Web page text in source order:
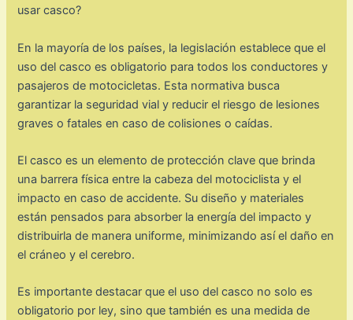
usar casco?
En la mayoría de los países, la legislación establece que el
uso del casco es obligatorio para todos los conductores y
pasajeros de motocicletas. Esta normativa busca
garantizar la seguridad vial y reducir el riesgo de lesiones
graves o fatales en caso de colisiones o caídas.
El casco es un elemento de protección clave que brinda
una barrera física entre la cabeza del motociclista y el
impacto en caso de accidente. Su diseño y materiales
están pensados para absorber la energía del impacto y
distribuirla de manera uniforme, minimizando así el daño en
el cráneo y el cerebro.
Es importante destacar que el uso del casco no solo es
obligatorio por ley, sino que también es una medida de